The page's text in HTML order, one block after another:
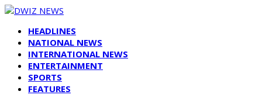
HEADLINES
NATIONAL NEWS
INTERNATIONAL NEWS
ENTERTAINMENT
SPORTS
FEATURES